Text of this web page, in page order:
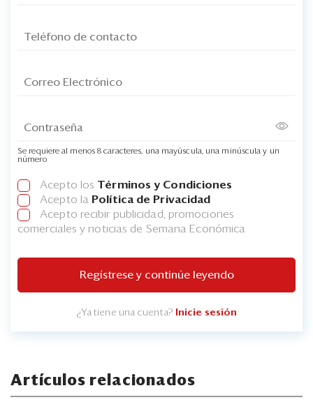
Se requiere al menos 8 caracteres, una mayúscula, una minúscula y un
número
Acepto los Términos y Condiciones
Acepto la Política de Privacidad
Acepto recibir publicidad, promociones
comerciales y noticias de Semana Económica
Regístrese y continúe leyendo
¿Ya tiene una cuenta? Inicie sesión
Artículos relacionados